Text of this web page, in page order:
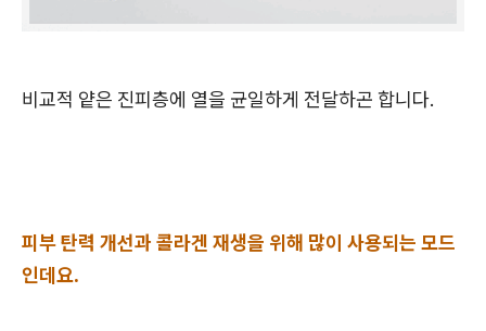
비교적 얕은 진피층에 열을 균일하게 전달하곤 합니다.
피부 탄력 개선과 콜라겐 재생을 위해 많이 사용되는 모드
인데요.